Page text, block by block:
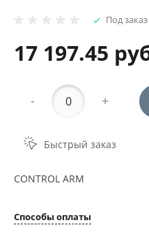
Под заказ
17 197.45
- +
Быстрый заказ
CONTROL ARM
Способы оплаты